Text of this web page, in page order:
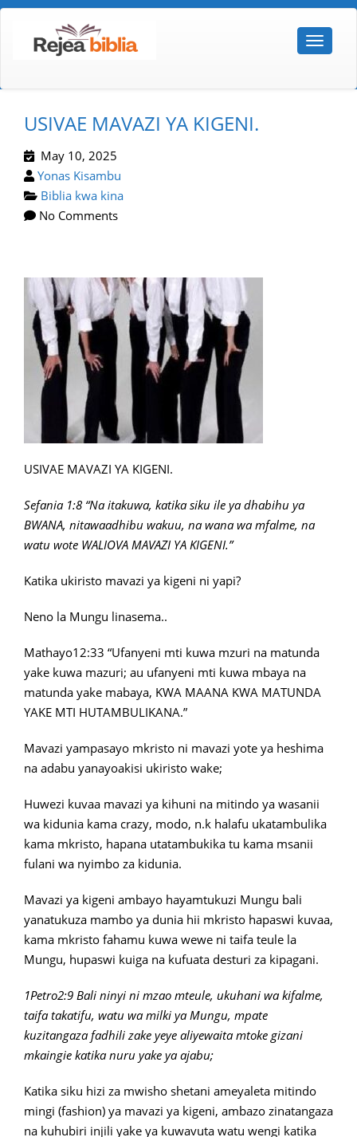
USIVAE MAVAZI YA KIGENI.
May 10, 2025
Yonas Kisambu
Biblia kwa kina
No Comments
USIVAE MAVAZI YA KIGENI.
Sefania 1:8 “Na itakuwa, katika siku ile ya dhabihu ya
BWANA, nitawaadhibu wakuu, na wana wa mfalme, na
watu wote WALIOVA MAVAZI YA KIGENI.”
Katika ukiristo mavazi ya kigeni ni yapi?
Neno la Mungu linasema..
Mathayo12:33 “Ufanyeni mti kuwa mzuri na matunda
yake kuwa mazuri; au ufanyeni mti kuwa mbaya na
matunda yake mabaya, KWA MAANA KWA MATUNDA
YAKE MTI HUTAMBULIKANA.”
Mavazi yampasayo mkristo ni mavazi yote ya heshima
na adabu yanayoakisi ukiristo wake;
Huwezi kuvaa mavazi ya kihuni na mitindo ya wasanii
wa kidunia kama crazy, modo, n.k halafu ukatambulika
kama mkristo, hapana utatambukika tu kama msanii
fulani wa nyimbo za kidunia.
Mavazi ya kigeni ambayo hayamtukuzi Mungu bali
yanatukuza mambo ya dunia hii mkristo hapaswi kuvaa,
kama mkristo fahamu kuwa wewe ni taifa teule la
Mungu, hupaswi kuiga na kufuata desturi za kipagani.
1Petro2:9 Bali ninyi ni mzao mteule, ukuhani wa kifalme,
taifa takatifu, watu wa milki ya Mungu, mpate
kuzitangaza fadhili zake yeye aliyewaita mtoke gizani
mkaingie katika nuru yake ya ajabu;
Katika siku hizi za mwisho shetani ameyaleta mitindo
mingi (fashion) ya mavazi ya kigeni, ambazo zinatangaza
na kuhubiri injili yake ya kuwavuta watu wengi katika